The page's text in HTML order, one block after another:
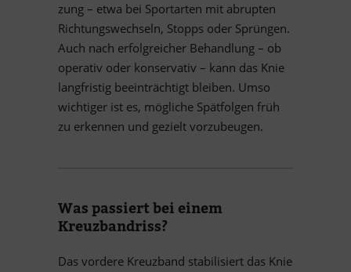
zung – etwa bei Sport­ar­ten mit ab­rup­ten
Rich­tungs­wech­seln, Stopps oder Sprün­gen.
Auch nach er­folg­rei­cher Be­hand­lung – ob
ope­ra­tiv oder kon­ser­va­tiv – kann das Knie
lang­fris­tig be­ein­träch­tigt blei­ben. Umso
wich­ti­ger ist es, mög­li­che Spät­fol­gen früh
zu er­ken­nen und ge­zielt vorzubeugen.
Was pas­siert bei ei­nem
Kreuzbandriss?
Das vor­dere Kreuz­band sta­bi­li­siert das Knie